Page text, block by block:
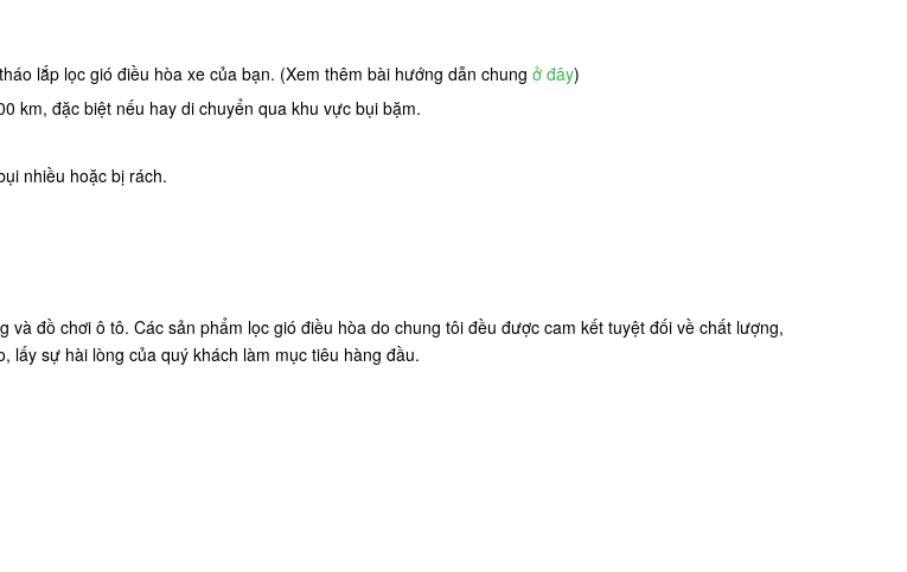
lắp lọc gió điều hòa xe của bạn. (Xem thêm bài hướng dẫn chung ở đây)
km, đặc biệt nếu hay di chuyển qua khu vực bụi bặm.
nhiều hoặc bị rách.
đồ chơi ô tô. Các sản phẩm lọc gió điều hòa do chung tôi đều được cam kết tuyệt đối về chất lượng,
sự hài lòng của quý khách làm mục tiêu hàng đầu.